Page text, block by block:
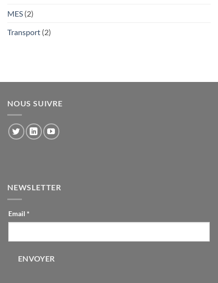
MES (2)
Transport (2)
NOUS SUIVRE
NEWSLETTER
CONTACT-
INLINE
Email *
ENVOYER